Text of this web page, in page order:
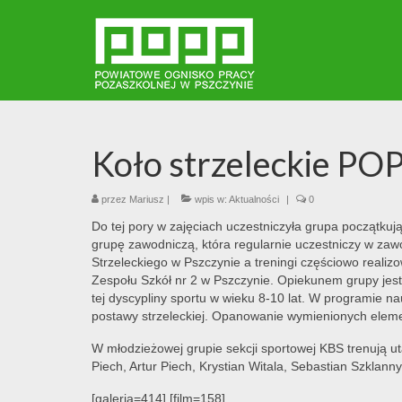
Koło strzeleckie
przez Mariusz | wpis w: Aktualności | 0
Do tej pory w zajęciach uczestniczyła grupa
grupę zawodniczą, która regularnie uczestniczy w
Strzeleckiego w Pszczynie a treningi częściowo
Zespołu Szkół nr 2 w Pszczynie. Opiekunem grupy
tej dyscypliny sportu w wieku 8-10 lat. W programie
postawy strzeleckiej. Opanowanie wymienionych
W młodzieżowej grupie sekcji sportowej KBS trenują
Piech, Artur Piech, Krystian Witala, Sebastian
[galeria=414] [film=158]